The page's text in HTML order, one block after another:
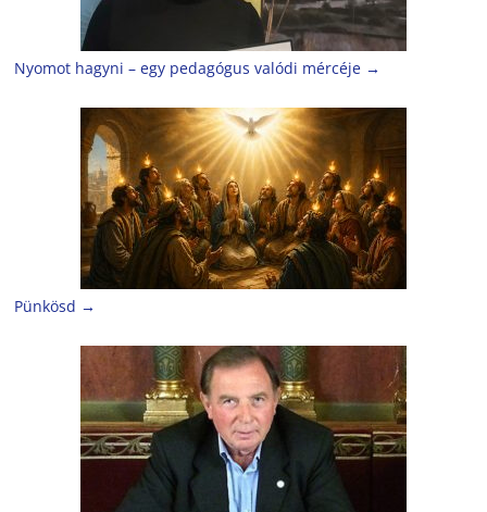
Nyomot hagyni – egy pedagógus valódi mércéje →
Pünkösd →